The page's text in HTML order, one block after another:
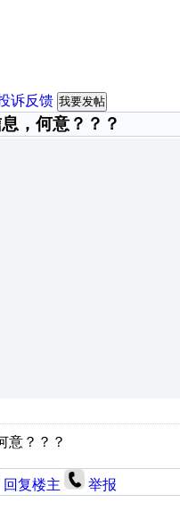
诉反馈 我要发帖
，何意？？？
意？？？
回复楼主 举报